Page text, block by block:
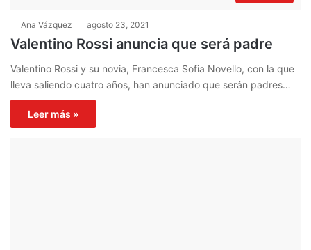
Ana Vázquez agosto 23, 2021
Valentino Rossi anuncia que será padre
Valentino Rossi y su novia, Francesca Sofia Novello, con la que
lleva saliendo cuatro años, han anunciado que serán padres…
Leer más »